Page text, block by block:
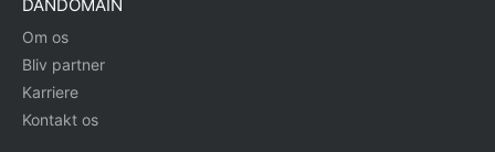
DANDOMAIN
Om os
Bliv partner
Karriere
Kontakt os